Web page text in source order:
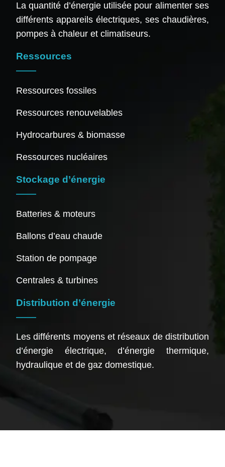
La quantité d’énergie utilisée pour alimenter ses
différents appareils électriques, ses chaudières,
pompes à chaleur et climatiseurs.
Ressources
Ressources fossiles
Ressources renouvelables
Hydrocarbures & biomasse
Ressources nucléaires
Stockage d’énergie
Batteries & moteurs
Ballons d’eau chaude
Station de pompage
Centrales & turbines
Distribution d’énergie
Les différents moyens et réseaux de distribution
d’énergie électrique, d’énergie thermique,
hydraulique et de gaz domestique.